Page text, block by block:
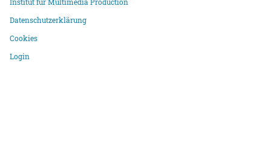
Datenschutzerklärung
Cookies
Login